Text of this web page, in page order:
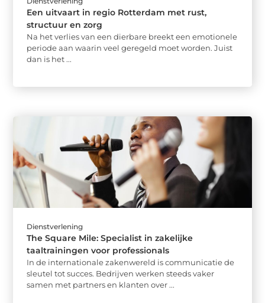
Een uitvaart in regio Rotterdam met rust,
structuur en zorg
Na het verlies van een dierbare breekt een emotionele
periode aan waarin veel geregeld moet worden. Juist
dan is het ...
Dienstverlening
The Square Mile: Specialist in zakelijke
taaltrainingen voor professionals
In de internationale zakenwereld is communicatie de
sleutel tot succes. Bedrijven werken steeds vaker
samen met partners en klanten over ...